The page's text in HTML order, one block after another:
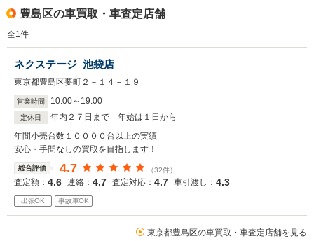
豊島区の車買取・車査定店舗
全1件
ネクステージ 池袋店
東京都豊島区要町２－１４－１９
営業時間 10:00～ 19:00
定休日
年内２７日まで 年始は１日から
年間小売台数１００００台以上の実績
安心・手間なしの買取を目指します！
総合評価 4.7 （32件）
査定額： 4.6 連絡： 4.7 査定対応： 4.7 車引渡し： 4.3
出張OK 事故車OK
東京都豊島区の車買取・車査定店舗を見る